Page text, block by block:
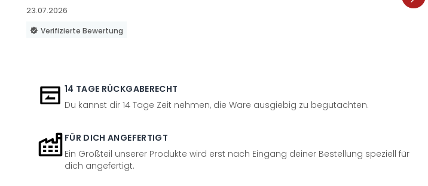
23.07.2026
Verifizierte Bewertung
14 TAGE RÜCKGABERECHT
Du kannst dir 14 Tage Zeit nehmen, die Ware ausgiebig zu begutachten.
FÜR DICH ANGEFERTIGT
Ein Großteil unserer Produkte wird erst nach Eingang deiner Bestellung speziell für
dich angefertigt.